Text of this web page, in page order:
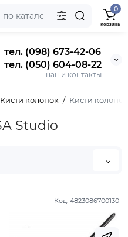
тел. (098) 673-42-06
тел. (050) 604-08-22
наши контакты
0
Корзина
Кисти колонок Кисти
Studio
Код: 4823086700130